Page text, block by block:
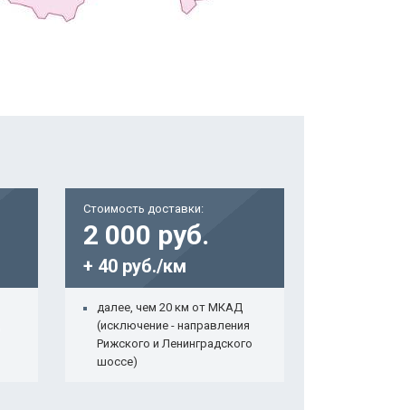
Стоимость доставки:
2 000 руб.
+ 40 руб./км
далее, чем 20 км от МКАД
(исключение - направления
Рижского и Ленинградского
шоссе)